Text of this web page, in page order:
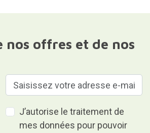
nos offres et de nos
J’autorise le traitement de
mes données pour pouvoir